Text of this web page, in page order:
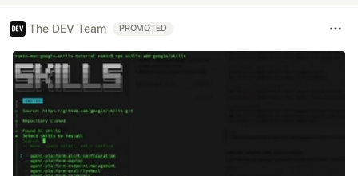
The DEV Team PROMOTED